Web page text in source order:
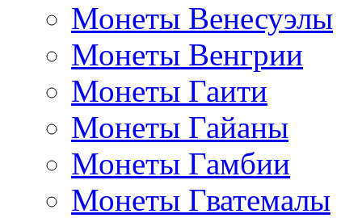
Монеты Венесуэлы
Монеты Венгрии
Монеты Гаити
Монеты Гайаны
Монеты Гамбии
Монеты Гватемалы